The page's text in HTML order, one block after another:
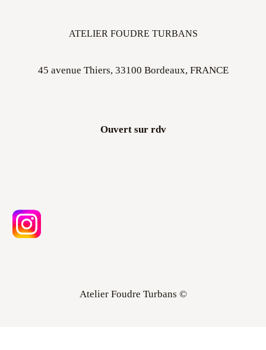
ATELIER FOUDRE TURBANS
45 avenue Thiers, 33100 Bordeaux, FRANCE
Ouvert sur rdv
Atelier Foudre Turbans ©